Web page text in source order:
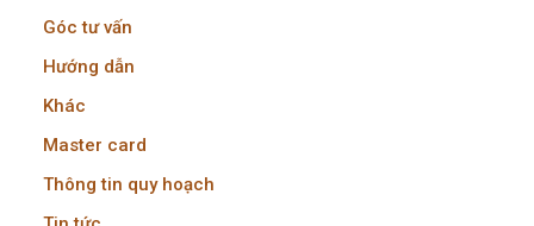
Góc tư vấn
Hướng dẫn
Khác
Master card
Thông tin quy hoạch